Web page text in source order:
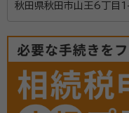
秋田県秋田市山王6丁目